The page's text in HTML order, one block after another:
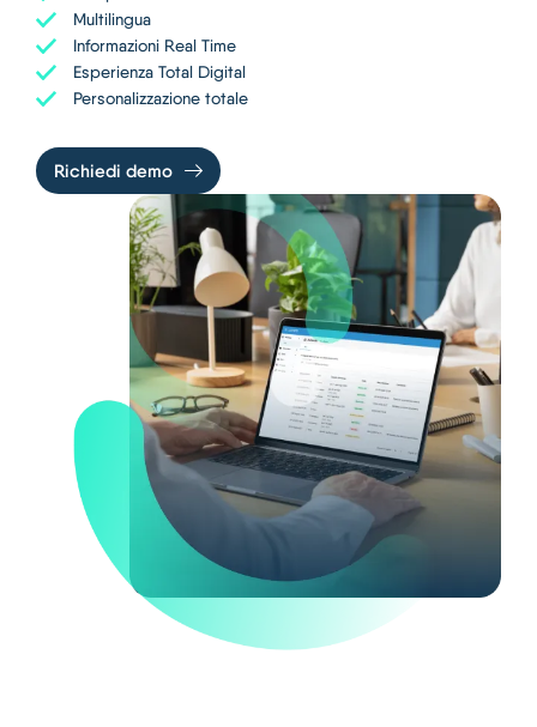
Multilingua
Informazioni Real Time
Esperienza Total Digital
Personalizzazione totale
Richiedi demo